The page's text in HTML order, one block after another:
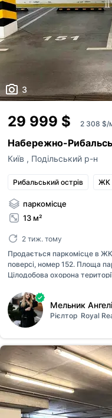
3
29 999 $ 2 308 $/
Набережно-
Київ , Подільський р-н
Рибальський острів ЖК
паркомісце
13 м²
2 тиж. тому
Продається паркомісце в
поверсі, номер 152. Площа
Цілодобова охорона
Мельник
Рієлтор Royal